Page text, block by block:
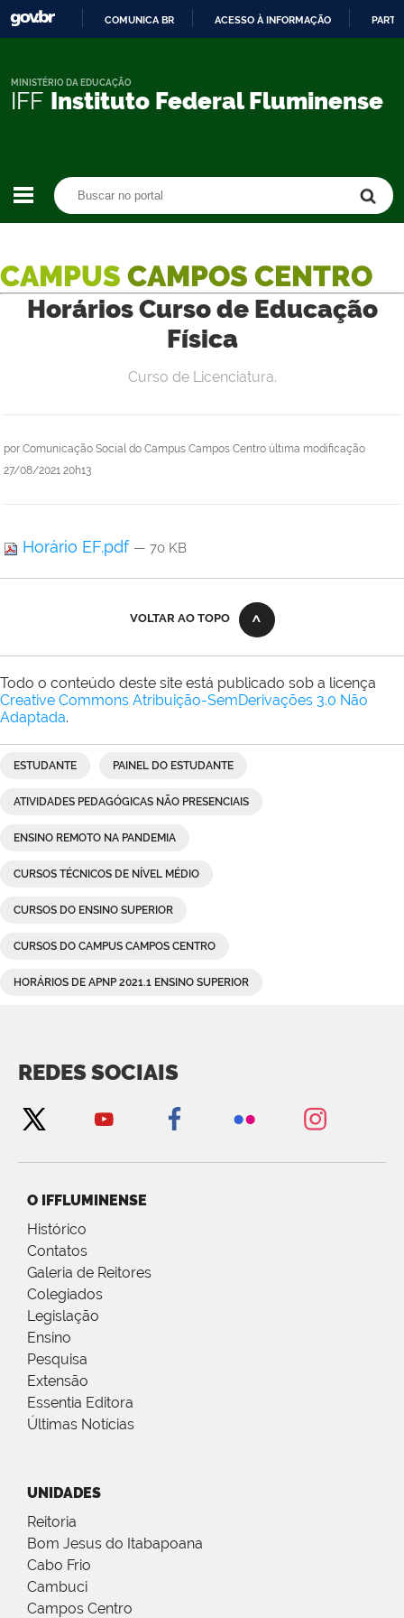
CONTEÚDO
COMUNICA BR ACESSO À INFORMAÇÃO
IFF Instituto Federal Fluminense
MINISTÉRIO DA EDUCAÇÃO
CAMPUS CAMPOS CENTRO
Horários Curso de Educação
Física
por Comunicação Social do Campus Campos Centro última modificação
27/08/2021 20h13
Curso de Licenciatura.
Horário EF.pdf — 70 KB
VOLTAR AO TOPO
Todo o conteúdo deste site está publicado sob a licença
Creative Commons Atribuição-SemDerivações 3.0 Não
Adaptada.
ESTUDANTE PAINEL DO ESTUDANTE
ATIVIDADES PEDAGÓGICAS NÃO PRESENCIAIS
ENSINO REMOTO NA PANDEMIA
CURSOS TÉCNICOS DE NÍVEL MÉDIO
CURSOS DO ENSINO SUPERIOR
CURSOS DO CAMPUS CAMPOS CENTRO
HORÁRIOS DE APNP 2021.1 ENSINO SUPERIOR
REDES SOCIAIS
O IFFLUMINENSE
Histórico
Contatos
Galeria de Reitores
Colegiados
Legislação
Ensino
Pesquisa
Extensão
Essentia Editora
Últimas Notícias
UNIDADES
Reitoria
Bom Jesus do Itabapoana
Cabo Frio
Cambuci
Campos Centro